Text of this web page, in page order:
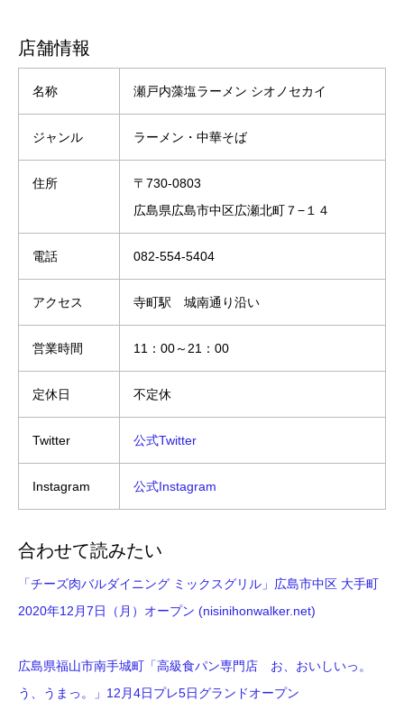
店舗情報
名称 瀬戸内藻塩ラーメン シオノセカイ
ジャンル ラーメン・中華そば
住所
〒730-0803
広島県広島市中区広瀬北町７−１４
電話 082-554-5404
アクセス 寺町駅 城南通り沿い
営業時間 11：00～21：00
定休日 不定休
Twitter 公式Twitter
Instagram 公式Instagram
合わせて読みたい
「チーズ肉バルダイニング ミックスグリル」広島市中区 大手町
2020年12月7日（月）オープン (nisinihonwalker.net)
広島県福山市南手城町「高級食パン専門店 お、おいしいっ。
う、うまっ。」12月4日プレ5日グランドオープン